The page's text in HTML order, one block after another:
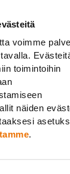
voimme
toimintoihin
näiden
.
och annan
som ett
för
dina
inspirerande
NYHET